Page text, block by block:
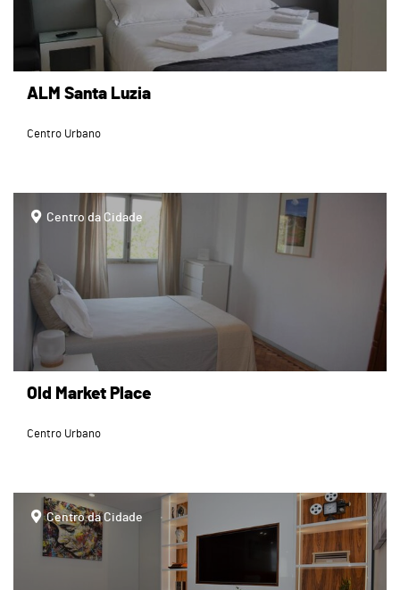
ALM Santa Luzia
Centro Urbano
Centro da Cidade
Old Market Place
Centro Urbano
page
Centro da Cidade